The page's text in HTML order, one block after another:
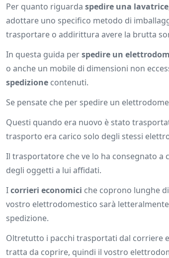
Per quanto riguarda spedire una lavatrice
adottare uno specifico metodo di
trasportare o addirittura avere la brutta
In questa guida perspedire un
o anche un mobile di dimensioni non
spedizione contenuti.
Se pensate che per spedire un
Questi quando era nuovo è stato
trasporto era carico solo degli stessi
Il trasportatore che ve lo ha consegnato a
degli oggetti a lui affidati.
Icorrieri economici che coprono lunghe
vostro elettrodomestico sarà
spedizione.
Oltretutto i pacchi trasportati dal corriere
tratta da coprire, quindi il vostro